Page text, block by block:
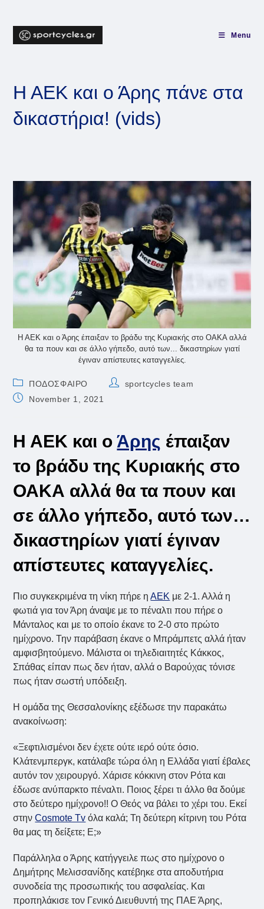
content
Menu
Η ΑΕΚ και ο Άρης πάνε στα
δικαστήρια! (vids)
Η ΑΕΚ και ο Άρης έπαιξαν το βράδυ της Κυριακής στο ΟΑΚΑ αλλά
θα τα πουν και σε άλλο γήπεδο, αυτό των... δικαστηρίων γιατί
έγιναν απίστευτες καταγγελίες.
Post
category:
ΠΟΔΟΣΦΑΙΡΟ
Postsportcycles team
PostNovember 1, 2021
Η ΑΕΚ και οΆρης έπαιξαν
το βράδυ της Κυριακής στο
ΟΑΚΑ αλλά θα τα πουν και
σε άλλο γήπεδο, αυτό των…
δικαστηρίων γιατί έγιναν
απίστευτες καταγγελίες.
Πιο συγκεκριμένα τη νίκη πήρε ηΑΕΚ με 2-1. Αλλά η
φωτιά για τον Άρη άναψε με το πέναλτι που πήρε ο
Μάνταλος και με το οποίο έκανε το 2-0 στο πρώτο
ημίχρονο. Την παράβαση έκανε ο Μπράμπετς αλλά ήταν
αμφισβητούμενο. Μάλιστα οι τηλεδιαιτητές Κάκκος,
Σπάθας είπαν πως δεν ήταν, αλλά ο Βαρούχας τόνισε
πως ήταν σωστή υπόδειξη.
Η ομάδα της Θεσσαλονίκης εξέδωσε την παρακάτω
ανακοίνωση:
«Ξεφτιλισμένοι δεν έχετε ούτε ιερό ούτε όσιο.
Κλάτενμπεργκ, κατάλαβε τώρα όλη η Ελλάδα γιατί έβαλες
αυτόν τον χειρουργό. Χάρισε κόκκινη στον Ρότα και
έδωσε ανύπαρκτο πέναλτι. Ποιος ξέρει τι άλλο θα δούμε
στο δεύτερο ημίχρονο!! Ο Θεός να βάλει το χέρι του. Εκεί
στηνCosmote Tv όλα καλά; Τη δεύτερη κίτρινη του Ρότα
θα μας τη δείξετε; Ε;»
Παράλληλα ο Άρης κατήγγειλε πως στο ημίχρονο ο
Δημήτρης Μελισσανίδης κατέβηκε στα αποδυτήρια
συνοδεία της προσωπικής του ασφαλείας. Και
προπηλάκισε τον Γενικό Διευθυντή της ΠΑΕ Άρης,